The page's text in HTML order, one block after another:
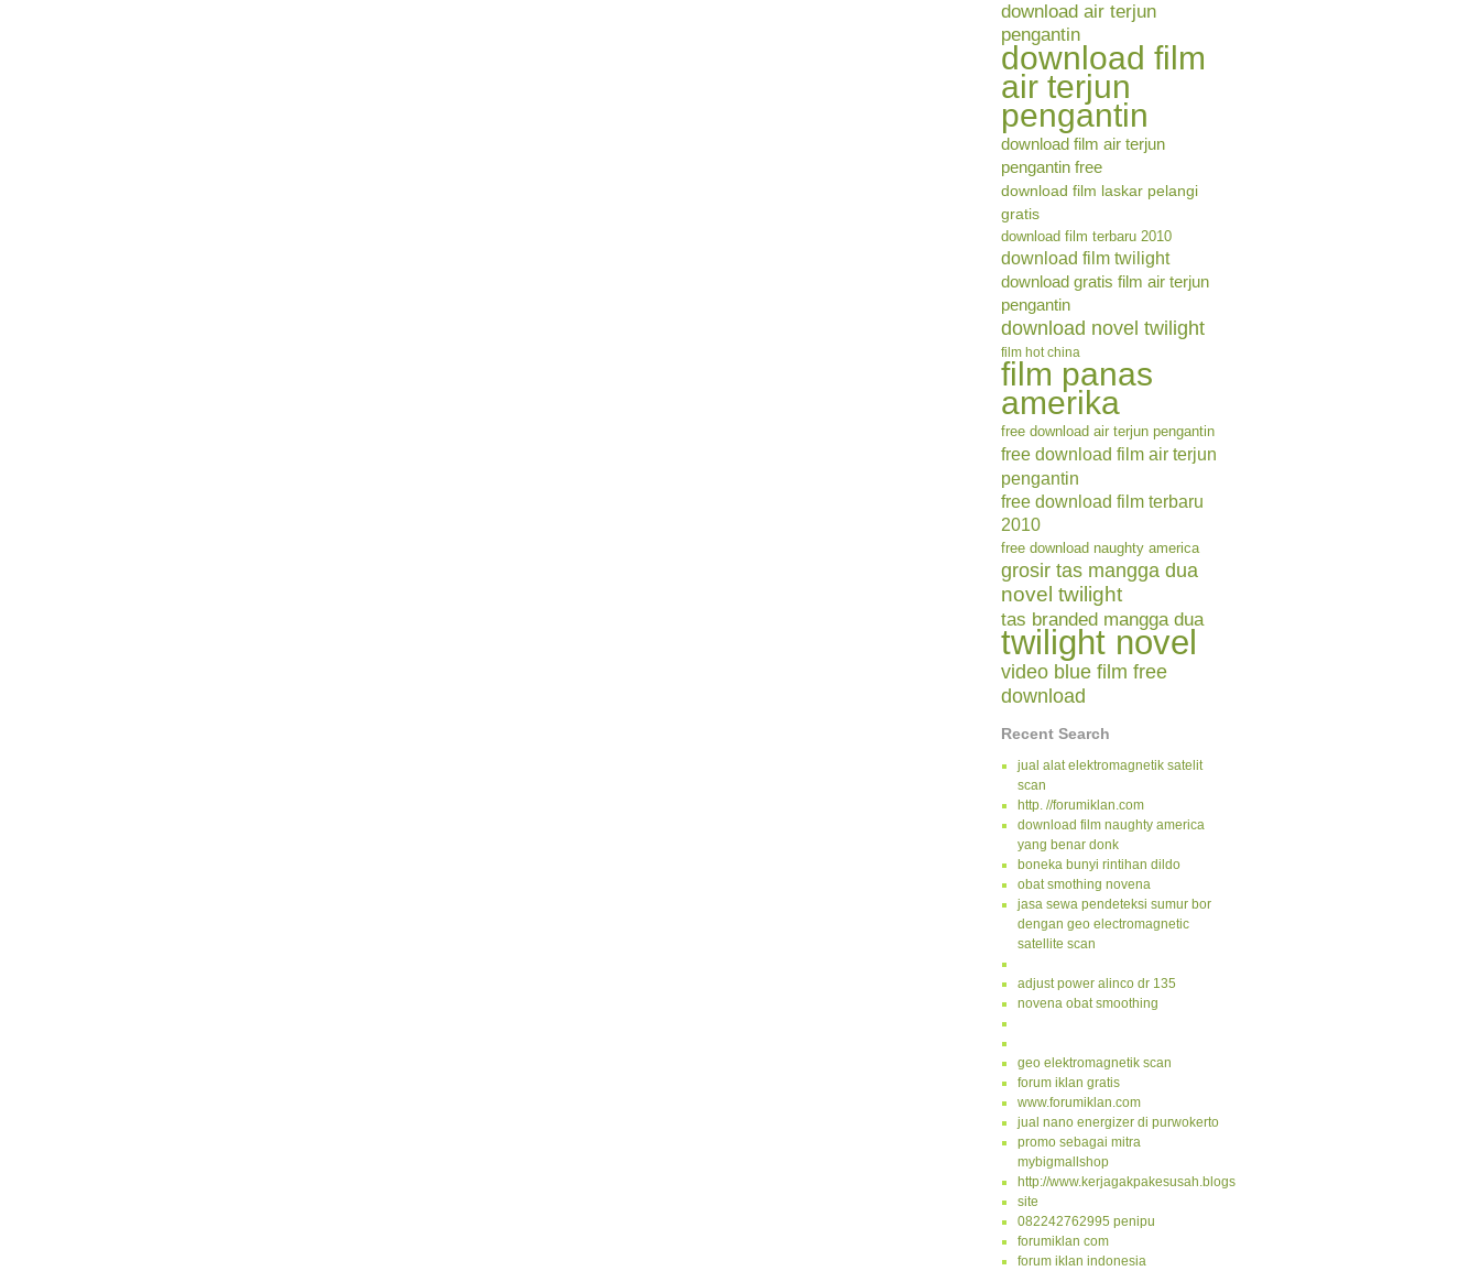
download air terjun
pengantin
download film
air terjun
pengantin
download film air terjun
pengantin free
download film laskar pelangi
gratis
download film terbaru 2010
download film twilight
download gratis film air terjun
pengantin
download novel twilight
film hot china
film panas
amerika
free download air terjun pengantin
free download film air terjun
pengantin
free download film terbaru
2010
free download naughty america
grosir tas mangga dua
novel twilight
tas branded mangga dua
twilight novel
video blue film free
download
Recent Search
jual alat elektromagnetik satelit
scan
http. //forumiklan.com
download film naughty america
yang benar donk
boneka bunyi rintihan dildo
obat smothing novena
jasa sewa pendeteksi sumur bor
dengan geo electromagnetic
satellite scan
adjust power alinco dr 135
novena obat smoothing
geo elektromagnetik scan
forum iklan gratis
www.forumiklan.com
jual nano energizer di purwokerto
promo sebagai mitra
mybigmallshop
http://www.kerjagakpakesusah.blogspot.com/
site
082242762995 penipu
forumiklan com
forum iklan indonesia